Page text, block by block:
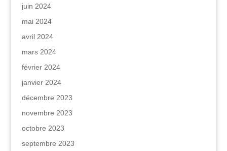
juin 2024
mai 2024
avril 2024
mars 2024
février 2024
janvier 2024
décembre 2023
novembre 2023
octobre 2023
septembre 2023